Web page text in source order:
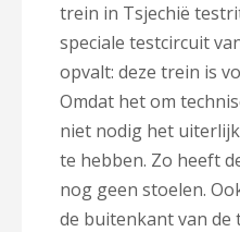
trein in Tsjechië
speciale testcircuit
opvalt: deze trein is
Omdat het om
niet nodig het
te hebben. Zo heeft
nog geen stoelen.
de buitenkant van